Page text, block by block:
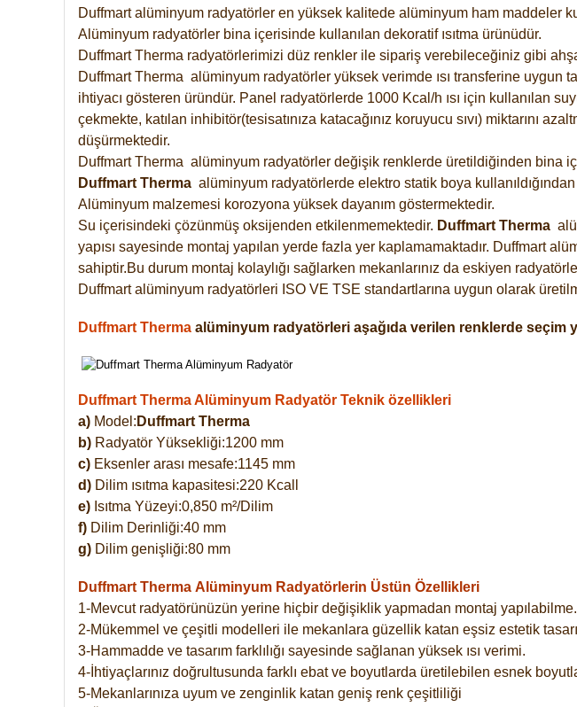
Duffmart alüminyum radyatörler en yüksek kalitede alüminyum ham maddeler
Alüminyum radyatörler bina içerisinde kullanılan dekoratif ısıtma ürünüdür.
Duffmart Therma radyatörlerimizi düz renkler ile sipariş verebileceğiniz gibi
Duffmart Therma alüminyum radyatörler yüksek verimde ısı transferine uygun
ihtiyacı gösteren üründür. Panel radyatörlerde 1000 Kcal/h ısı için kullanılan
çekmekte, katılan inhibitör(tesisatınıza katacağınız koruyucu sıvı) miktarını
düşürmektedir.
Duffmart Therma alüminyum radyatörler değişik renklerde üretildiğinden bina
Duffmart Therma alüminyum radyatörlerde elektro statik boya
Alüminyum malzemesi korozyona yüksek dayanım göstermektedir.
Su içerisindeki çözünmüş oksijenden etkilenmemektedir. Duffmart Therma
yapısı sayesinde montaj yapılan yerde fazla yer kaplamamaktadır. Duffmart
sahiptir.Bu durum montaj kolaylığı sağlarken mekanlarınız da eskiyen
Duffmart alüminyum radyatörleri ISO VE TSE standartlarına uygun olarak
Duffmart Therma alüminyum radyatörleri aşağıda verilen renklerde seçim
Duffmart Therma Alüminyum Radyatör Teknik özellikleri
a) Model: Duffmart Therma
b) Radyatör Yüksekliği:1200 mm
c) Eksenler arası mesafe:1145 mm
d) Dilim ısıtma kapasitesi:220 Kcall
e) Isıtma Yüzeyi:0,850 m²/Dilim
f) Dilim Derinliği:40 mm
g) Dilim genişliği:80 mm
Duffmart Therma Alüminyum Radyatörlerin Üstün Özellikleri
1-Mevcut radyatörünüzün yerine hiçbir değişiklik yapmadan montaj yapılabilme.
2-Mükemmel ve çeşitli modelleri ile mekanlara güzellik katan eşsiz estetik
3-Hammadde ve tasarım farklılığı sayesinde sağlanan yüksek ısı verimi.
4-İhtiyaçlarınız doğrultusunda farklı ebat ve boyutlarda üretilebilen esnek
5-Mekanlarınıza uyum ve zenginlik katan geniş renk çeşitliliği